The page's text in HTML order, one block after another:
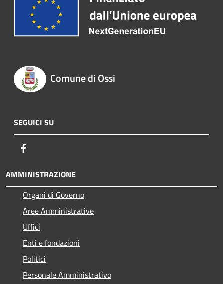
Comune di Ossi
SEGUICI SU
AMMINISTRAZIONE
Organi di Governo
Aree Amministrative
Uffici
Enti e fondazioni
Politici
Personale Amministrativo